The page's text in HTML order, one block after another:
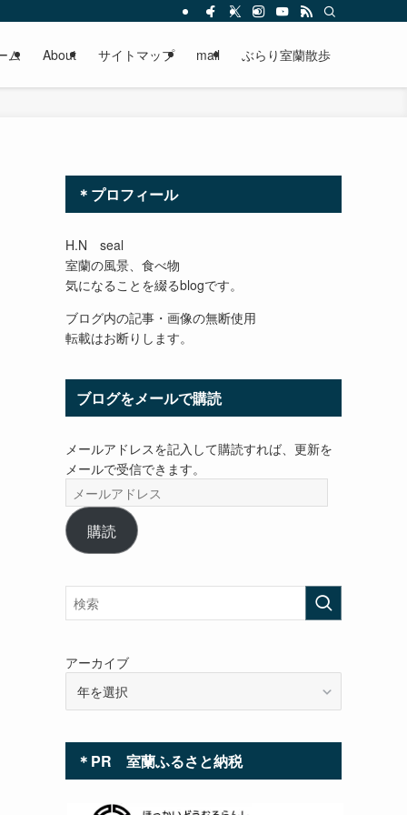
ム About サイトマップ mail ぶらり室蘭散歩
＊プロフィール
H.N seal
室蘭の風景、食べ物
気になることを綴るblogです。
ブログ内の記事・画像の無断使用
転載はお断りします。
ブログをメールで購読
メールアドレスを記入して購読すれば、更新を
メールで受信できます。
ー
ル
ア
レ
ス
購読
アーカイブ
＊PR 室蘭ふるさと納税